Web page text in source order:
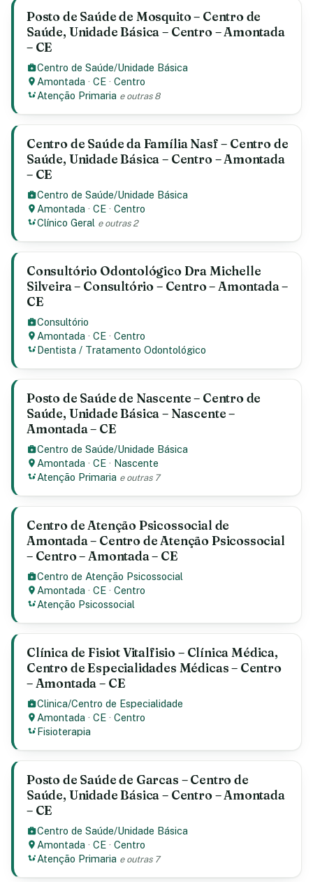
Posto de Saúde de Mosquito – Centro de
Saúde, Unidade Básica – Centro – Amontada
– CE
Centro de Saúde/Unidade Básica
Amontada ·CE ·Centro
Atenção Primaria e outras 8
Centro de Saúde da Família Nasf – Centro de
Saúde, Unidade Básica – Centro – Amontada
– CE
Centro de Saúde/Unidade Básica
Amontada ·CE ·Centro
Clínico Geral e outras 2
Consultório Odontológico Dra Michelle
Silveira – Consultório – Centro – Amontada –
CE
Consultório
Amontada ·CE ·Centro
Dentista / Tratamento Odontológico
Posto de Saúde de Nascente – Centro de
Saúde, Unidade Básica – Nascente –
Amontada – CE
Centro de Saúde/Unidade Básica
Amontada ·CE · Nascente
Atenção Primaria e outras 7
Centro de Atenção Psicossocial de
Amontada – Centro de Atenção Psicossocial
– Centro – Amontada – CE
Centro de Atenção Psicossocial
Amontada ·CE ·Centro
Atenção Psicossocial
Clínica de Fisiot Vitalfisio – Clínica Médica,
Centro de Especialidades Médicas – Centro
– Amontada – CE
Clinica/Centro de Especialidade
Amontada ·CE ·Centro
Fisioterapia
Posto de Saúde de Garcas – Centro de
Saúde, Unidade Básica – Centro – Amontada
– CE
Centro de Saúde/Unidade Básica
Amontada ·CE ·Centro
Atenção Primaria e outras 7